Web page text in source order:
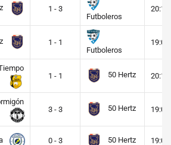
1 - 3
Futboleros
20:15
1 - 1
Futboleros
19:00
1 - 1
50 Hertz 20:15
3 - 3
50 Hertz 19:00
0 - 3 50 Hertz 19:00